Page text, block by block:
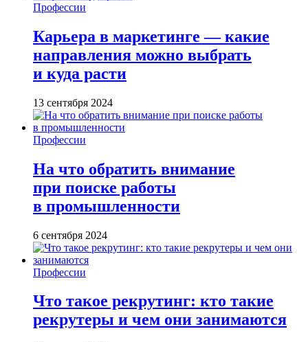
Профессии
Карьера в маркетинге — какие
направления можно выбрать
и куда расти
13 сентября 2024
Профессии
На что обратить внимание
при поиске работы
в промышленности
6 сентября 2024
Профессии
Что такое рекрутинг: кто такие
рекрутеры и чем они занимаются